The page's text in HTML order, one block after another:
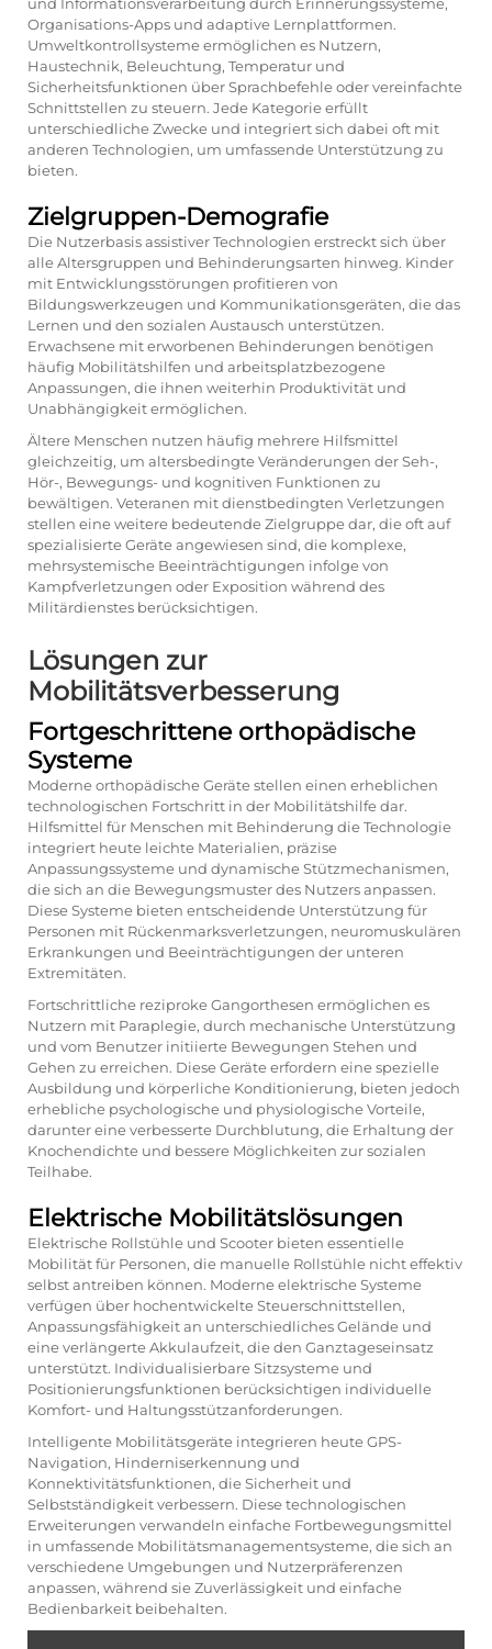
Organisations-Apps und adaptive Lernplattformen.
Umweltkontrollsysteme ermöglichen es Nutzern,
Haustechnik, Beleuchtung, Temperatur und
Sicherheitsfunktionen über Sprachbefehle oder vereinfachte
Schnittstellen zu steuern. Jede Kategorie erfüllt
unterschiedliche Zwecke und integriert sich dabei oft mit
anderen Technologien, um umfassende Unterstützung zu
bieten.
Zielgruppen-Demografie
Die Nutzerbasis assistiver Technologien erstreckt sich über
alle Altersgruppen und Behinderungsarten hinweg. Kinder
mit Entwicklungsstörungen profitieren von
Bildungswerkzeugen und Kommunikationsgeräten, die das
Lernen und den sozialen Austausch unterstützen.
Erwachsene mit erworbenen Behinderungen benötigen
häufig Mobilitätshilfen und arbeitsplatzbezogene
Anpassungen, die ihnen weiterhin Produktivität und
Unabhängigkeit ermöglichen.
Ältere Menschen nutzen häufig mehrere Hilfsmittel
gleichzeitig, um altersbedingte Veränderungen der Seh-,
Hör-, Bewegungs- und kognitiven Funktionen zu
bewältigen. Veteranen mit dienstbedingten Verletzungen
stellen eine weitere bedeutende Zielgruppe dar, die oft auf
spezialisierte Geräte angewiesen sind, die komplexe,
mehrsystemische Beeinträchtigungen infolge von
Kampfverletzungen oder Exposition während des
Militärdienstes berücksichtigen.
Lösungen zur
Mobilitätsverbesserung
Fortgeschrittene orthopädische
Systeme
Moderne orthopädische Geräte stellen einen erheblichen
technologischen Fortschritt in der Mobilitätshilfe dar.
Hilfsmittel für Menschen mit Behinderung die Technologie
integriert heute leichte Materialien, präzise
Anpassungssysteme und dynamische Stützmechanismen,
die sich an die Bewegungsmuster des Nutzers anpassen.
Diese Systeme bieten entscheidende Unterstützung für
Personen mit Rückenmarksverletzungen, neuromuskulären
Erkrankungen und Beeinträchtigungen der unteren
Extremitäten.
Fortschrittliche reziproke Gangorthesen ermöglichen es
Nutzern mit Paraplegie, durch mechanische Unterstützung
und vom Benutzer initiierte Bewegungen Stehen und
Gehen zu erreichen. Diese Geräte erfordern eine spezielle
Ausbildung und körperliche Konditionierung, bieten jedoch
erhebliche psychologische und physiologische Vorteile,
darunter eine verbesserte Durchblutung, die Erhaltung der
Knochendichte und bessere Möglichkeiten zur sozialen
Teilhabe.
Elektrische Mobilitätslösungen
Elektrische Rollstühle und Scooter bieten essentielle
Mobilität für Personen, die manuelle Rollstühle nicht effektiv
selbst antreiben können. Moderne elektrische Systeme
verfügen über hochentwickelte Steuerschnittstellen,
Anpassungsfähigkeit an unterschiedliches Gelände und
eine verlängerte Akkulaufzeit, die den Ganztageseinsatz
unterstützt. Individualisierbare Sitzsysteme und
Positionierungsfunktionen berücksichtigen individuelle
Komfort- und Haltungsstützanforderungen.
Intelligente Mobilitätsgeräte integrieren heute GPS-
Navigation, Hinderniserkennung und
Konnektivitätsfunktionen, die Sicherheit und
Selbstständigkeit verbessern. Diese technologischen
Erweiterungen verwandeln einfache Fortbewegungsmittel
in umfassende Mobilitätsmanagementsysteme, die sich an
verschiedene Umgebungen und Nutzerpräferenzen
anpassen, während sie Zuverlässigkeit und einfache
Bedienbarkeit beibehalten.